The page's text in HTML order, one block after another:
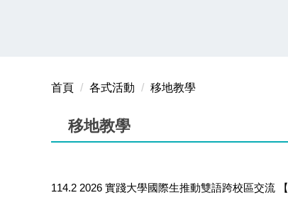
首頁 各式活動 移地教學
移地教學
114.2 2026 實踐大學國際生推動雙語跨校區交流